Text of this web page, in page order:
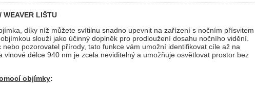
WEAVER LIŠTU
díky níž můžete svítilnu snadno upevnit na zařízení s nočním přísvitem
slouží jako účinný doplněk pro prodloužení dosahu nočního vidění.
nebo pozorovatel přírody, tato funkce vám umožní identifikovat cíle až na
vlnové délce 940 nm je zcela neviditelný a umožňuje osvětlovat prostor bez
objímky: